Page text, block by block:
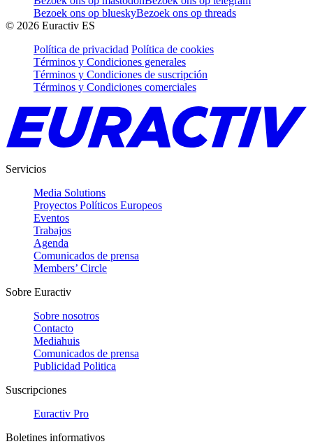
Bezoek ons op blueskyBezoek ons op threads
© 2026 Euractiv ES
Política de privacidad Política de cookies
Términos y Condiciones generales
Términos y Condiciones de suscripción
Términos y Condiciones comerciales
Servicios
Media Solutions
Proyectos Políticos Europeos
Eventos
Trabajos
Agenda
Comunicados de prensa
Members’ Circle
Sobre Euractiv
Sobre nosotros
Contacto
Mediahuis
Comunicados de prensa
Publicidad Politica
Suscripciones
Euractiv Pro
Boletines informativos